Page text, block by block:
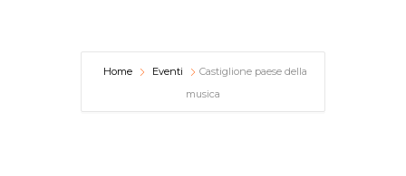
Home Eventi
Castiglione paese della
musica